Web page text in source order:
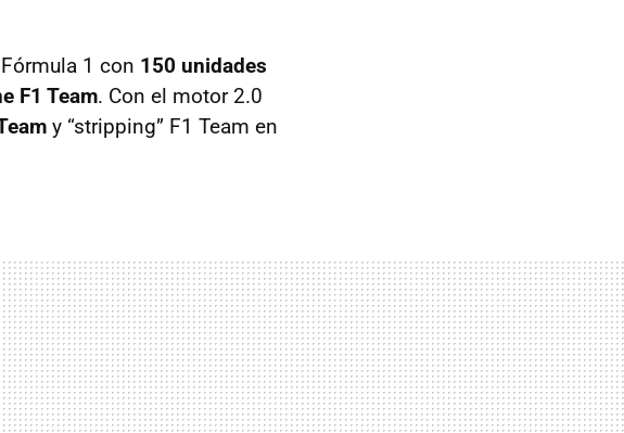
1 con 150 unidades
F1 Team. Con el motor 2.0
y “stripping” F1 Team en